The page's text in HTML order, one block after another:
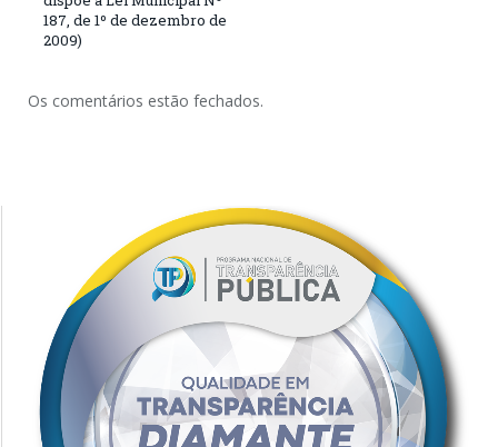
187, de 1º de dezembro de
2009)
Os comentários estão fechados.